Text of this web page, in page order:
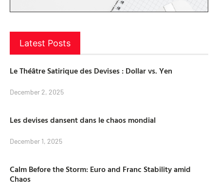
Latest Posts
Le Théâtre Satirique des Devises : Dollar vs. Yen
December 2, 2025
Les devises dansent dans le chaos mondial
December 1, 2025
Calm Before the Storm: Euro and Franc Stability amid
Chaos